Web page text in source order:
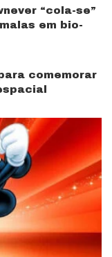
“cola-se”
em bio-
comemorar